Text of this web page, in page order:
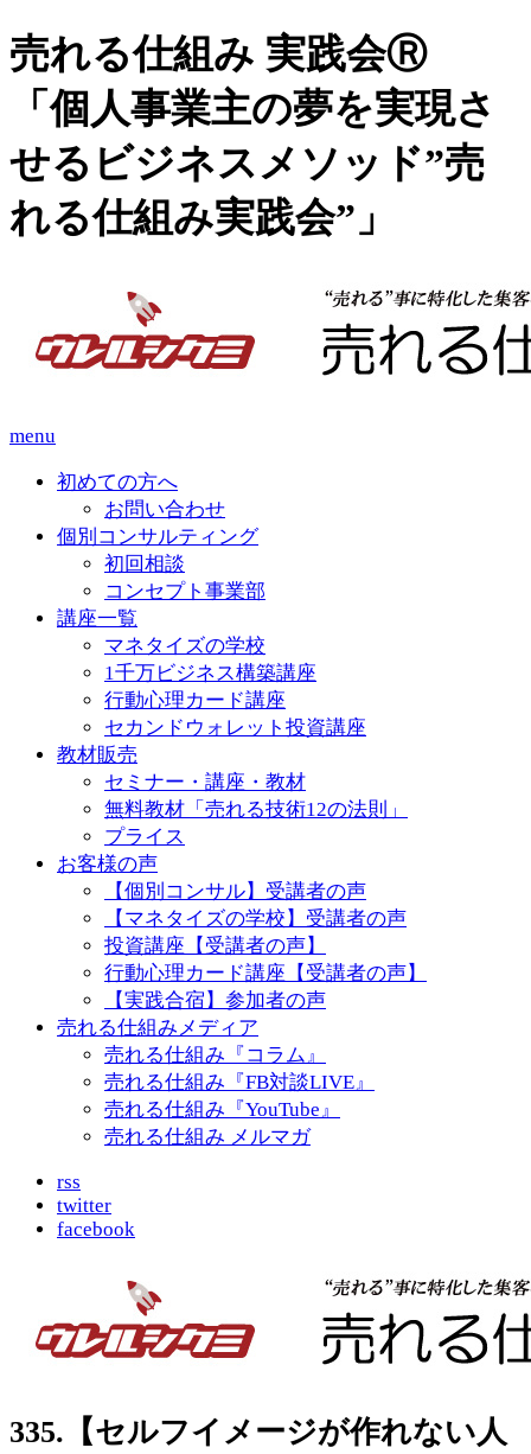
売れる仕組み 実践会Ⓡ
「個人事業主の夢を実現さ
せるビジネスメソッド”売
れる仕組み実践会”」
menu
初めての方へ
お問い合わせ
個別コンサルティング
初回相談
コンセプト事業部
講座一覧
マネタイズの学校
1千万ビジネス構築講座
行動心理カード講座
セカンドウォレット投資講座
教材販売
セミナー・講座・教材
無料教材「売れる技術12の法則」
プライス
お客様の声
【個別コンサル】受講者の声
【マネタイズの学校】受講者の声
投資講座【受講者の声】
行動心理カード講座【受講者の声】
【実践合宿】参加者の声
売れる仕組みメディア
売れる仕組み『コラム』
売れる仕組み『FB対談LIVE』
売れる仕組み『YouTube』
売れる仕組み メルマガ
rss
twitter
facebook
335.【セルフイメージが作れない人